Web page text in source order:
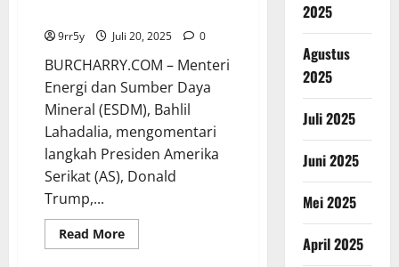
9rr5y Juli 20, 2025 0
BURCHARRY.COM – Menteri
Energi dan Sumber Daya
Mineral (ESDM), Bahlil
Lahadalia, mengomentari
langkah Presiden Amerika
Serikat (AS), Donald
Trump,...
Read MoreRead
more
2025
Agustus
2025
Juli 2025
Juni 2025
Mei 2025
April 2025